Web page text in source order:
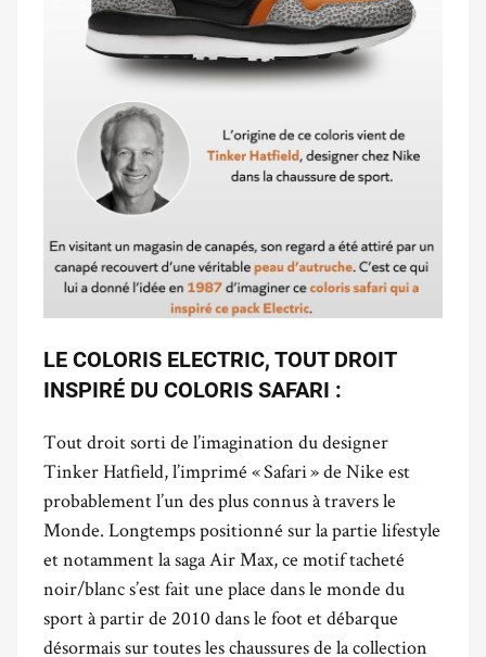
LE COLORIS ELECTRIC, TOUT DROIT
INSPIRÉ DU COLORIS SAFARI :
Tout droit sorti de l’imagination du designer
Tinker Hatfield, l’imprimé « Safari » de Nike est
probablement l’un des plus connus à travers le
Monde. Longtemps positionné sur la partie lifestyle
et notamment la saga Air Max, ce motif tacheté
noir/blanc s’est fait une place dans le monde du
sport à partir de 2010 dans le foot et débarque
désormais sur toutes les chaussures de la collection